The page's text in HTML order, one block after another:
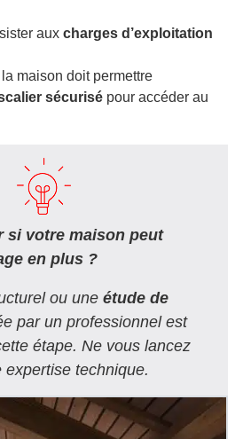
auxcharges d’exploitation
maison doit permettre
sécurisé pour accéder au
si votre maison peut
en plus ?
ou une étude de
par un professionnel est
étape. Ne vous lancez
technique.